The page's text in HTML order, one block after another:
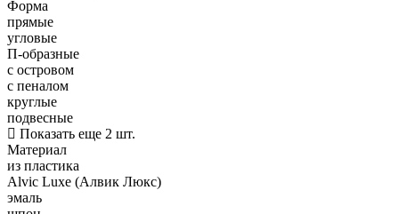
Форма
прямые
угловые
П-образные
с островом
с пеналом
круглые
подвесные
Показать еще 2 шт.
Материал
из пластика
Alvic Luxe (Алвик Люкс)
эмаль